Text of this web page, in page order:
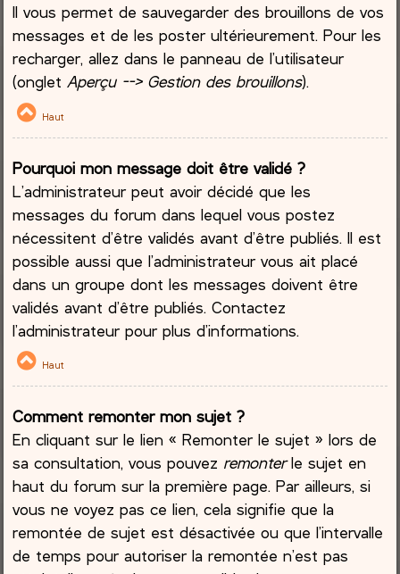
Il vous permet de sauvegarder des brouillons de vos
messages et de les poster ultérieurement. Pour les
recharger, allez dans le panneau de l’utilisateur
(ongletAperçu --> Gestion des brouillons).
Haut
Pourquoi mon message doit être validé ?
L’administrateur peut avoir décidé que les
messages du forum dans lequel vous postez
nécessitent d’être validés avant d’être publiés. Il est
possible aussi que l’administrateur vous ait placé
dans un groupe dont les messages doivent être
validés avant d’être publiés. Contactez
l’administrateur pour plus d’informations.
Haut
Comment remonter mon sujet ?
En cliquant sur le lien « Remonter le sujet » lors de
sa consultation, vous pouvez remonterle sujet en
haut du forum sur la première page. Par ailleurs, si
vous ne voyez pas ce lien, cela signifie que la
remontée de sujet est désactivée ou que l’intervalle
de temps pour autoriser la remontée n’est pas